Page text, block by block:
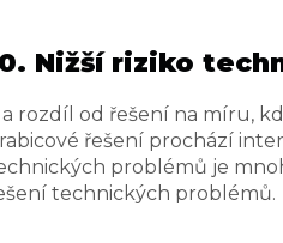
Nižší riziko
rozdíl od řešení na míru,
řešení prochází
problémů je
technických problémů.